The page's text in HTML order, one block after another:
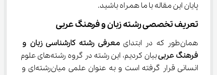
پایان این مقاله با ما همراه باشید.
تعریف تخصصی رشته زﺑﺎن و ﻓﺮﻫﻨﮓ عربی
همان‌طور که در ابتدای معرفی رشته کارشناسی زبان و
فرهنگ عربی
بیان کردیم، این رشته در گروه رشته‌های علوم
انسانی قرار گرفته است و به عنوان علمی میان‌رشته‌ای و